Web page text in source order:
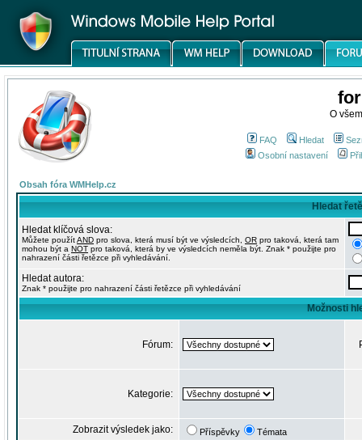
O
FAQ Hledat
Osobní nastavení
Obsah fóra WMHelp.cz
Hledat
Hledat klíčová slova:
Můžete použítAND pro slova, která musí být ve výsledcích, OR pro taková, která tam
mohou být a NOT pro taková, která by ve výsledcích neměla být. Znak * použijte pro
nahrazení části řetězce při vyhledávání.
Hledat autora:
Znak * použijte pro nahrazení části řetězce při vyhledávání
Možnosti
Fórum:
Kategorie:
Zobrazit výsledek jako: Příspěvky Témata